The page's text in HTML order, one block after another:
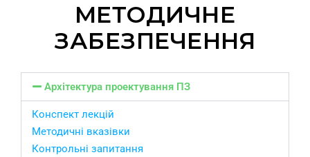
МЕТОДИЧНЕ
ЗАБЕЗПЕЧЕННЯ
Архітектура проектування ПЗ
Конспект лекцій
Методичні вказівки
Контрольні запитання